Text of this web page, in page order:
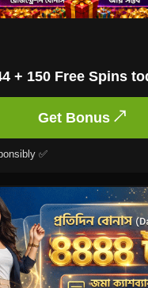
+ 150 Free Spins
Get Bonus ↗
✅